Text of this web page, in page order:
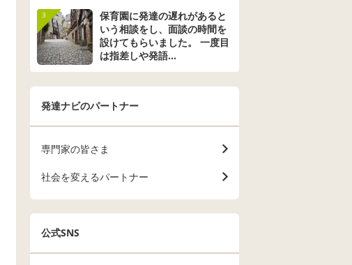
3
保育園に発達の遅れがあると
いう相談をし、面談の時間を
設けてもらいました。 一度目
は指差しや発語...
発達ナビのパートナー
専門家の皆さま
社会を変えるパートナー
公式SNS